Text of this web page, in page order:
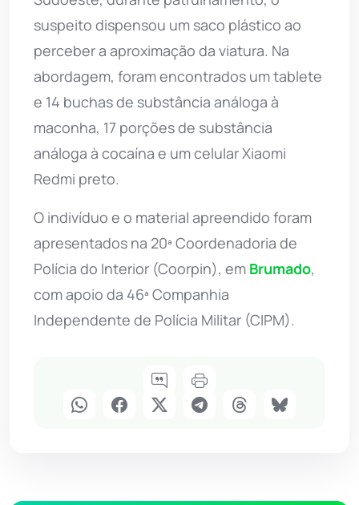
suspeito dispensou um saco plástico ao
perceber a aproximação da viatura. Na
abordagem, foram encontrados um tablete
e 14 buchas de substância análoga à
maconha, 17 porções de substância
análoga à cocaína e um celular Xiaomi
Redmi preto.
O indivíduo e o material apreendido foram
apresentados na 20ª Coordenadoria de
Polícia do Interior (Coorpin), em Brumado,
com apoio da 46ª Companhia
Independente de Polícia Militar (CIPM).